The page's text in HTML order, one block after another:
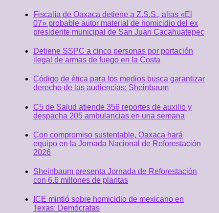
Fiscalía de Oaxaca detiene a Z.S.S., alias «El
07» probable autor material de homicidio del ex
presidente municipal de San Juan Cacahuatepec
Detiene SSPC a cinco personas por portación
ilegal de armas de fuego en la Costa
Código de ética para los medios busca garantizar
derecho de las audiencias: Sheinbaum
C5 de Salud atiende 356 reportes de auxilio y
despacha 205 ambulancias en una semana
Con compromiso sustentable, Oaxaca hará
equipo en la Jornada Nacional de Reforestación
2026
Sheinbaum presenta Jornada de Reforestación
con 6.6 millones de plantas
ICE mintió sobre homicidio de mexicano en
Texas: Demócratas